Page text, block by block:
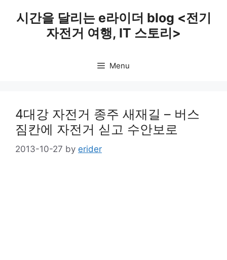
시간을 달리는 e라이더 blog <전기
자전거 여행, IT 스토리>
Menu
4대강 자전거 종주 새재길 – 버스
짐칸에 자전거 싣고 수안보로
2013-10-27 by erider